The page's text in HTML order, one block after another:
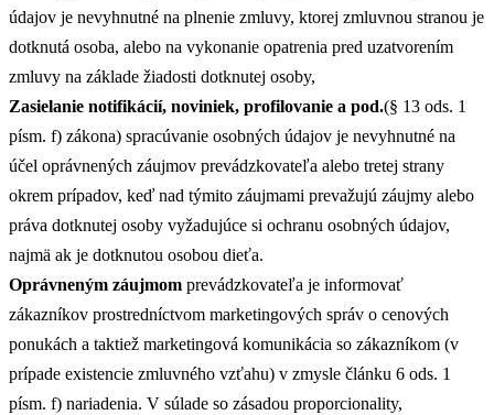
údajov je nevyhnutné na plnenie zmluvy, ktorej zmluvnou stranou je
dotknutá osoba, alebo na vykonanie opatrenia pred uzatvorením
zmluvy na základe žiadosti dotknutej osoby,
Zasielanie notifikácií, noviniek, profilovanie a pod.(§ 13 ods. 1
písm. f) zákona) spracúvanie osobných údajov je nevyhnutné na
účel oprávnených záujmov prevádzkovateľa alebo tretej strany
okrem prípadov, keď nad týmito záujmami prevažujú záujmy alebo
práva dotknutej osoby vyžadujúce si ochranu osobných údajov,
najmä ak je dotknutou osobou dieťa.
Oprávneným záujmom prevádzkovateľa je informovať
zákazníkov prostredníctvom marketingových správ o cenových
ponukách a taktiež marketingová komunikácia so zákazníkom (v
prípade existencie zmluvného vzťahu) v zmysle článku 6 ods. 1
písm. f) nariadenia. V súlade so zásadou proporcionality,